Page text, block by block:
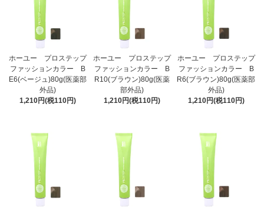
ホーユー プロステップ
ファッションカラー B
E6(ベージュ)80g(医薬部
外品)
1,210円(税110円)
ホーユー プロステップ
ファッションカラー B
R10(ブラウン)80g(医薬
部外品)
1,210円(税110円)
ホーユー プロステップ
ファッションカラー B
R6(ブラウン)80g(医薬部
外品)
1,210円(税110円)